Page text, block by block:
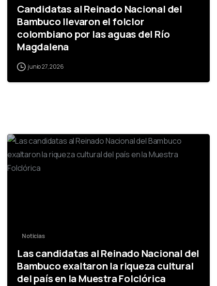
Candidatas al Reinado Nacional del
Bambuco llevaron el folclor
colombiano por las aguas del Río
Magdalena
junio 27, 2026
Noticias
Las candidatas al Reinado Nacional del
Bambuco exaltaron la riqueza cultural
del país en la Muestra Folclórica